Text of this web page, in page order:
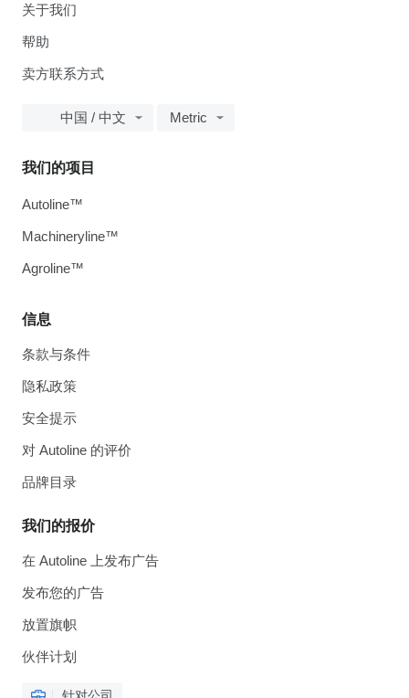
关于我们
帮助
卖方联系方式
中国 / 中文 Metric
信息
条款与条件
隐私政策
安全提示
对 Autoline 的评价
品牌目录
我们的报价
在 Autoline 上发布广告
发布您的广告
放置旗帜
伙伴计划
我们的项目
Autoline™
Machineryline™
Agroline™